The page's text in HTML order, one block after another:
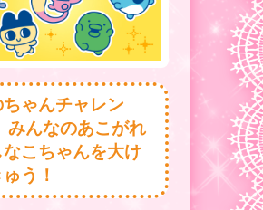
ゃんチャレン
みんなのあこがれ
こちゃんを大け
う！